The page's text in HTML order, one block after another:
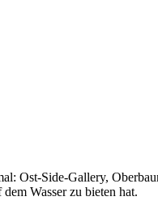
Ost-Side-Gallery,
Wasser zu bieten hat.